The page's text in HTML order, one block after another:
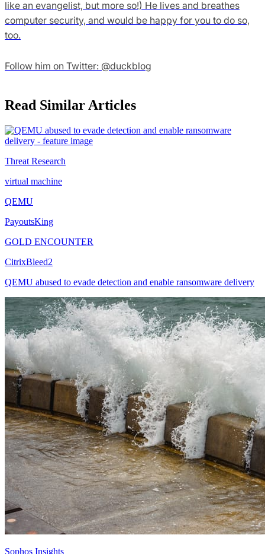
like an evangelist, but more so!) He lives and breathes
computer security, and would be happy for you to do so,
too.
Follow him on Twitter: @duckblog
Read Similar Articles
Threat Research
virtual machine
QEMU
PayoutsKing
GOLD ENCOUNTER
CitrixBleed2
QEMU abused to evade detection and enable ransomware delivery
Sophos Insights